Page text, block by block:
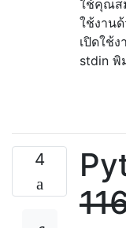
ใช้คุณส
ใช้งานด้
เปิดใช้
stdin พิ
4